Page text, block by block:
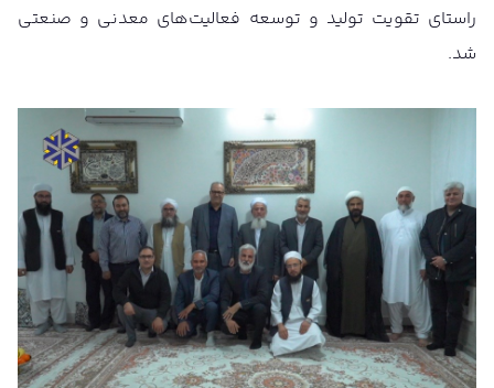
راستای تقویت تولید و توسعه فعالیت‌های معدنی و صنعتی
شد.